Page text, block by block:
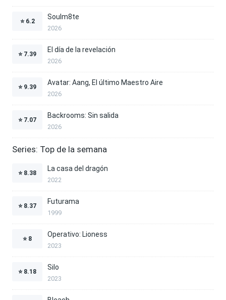
⭐ 6.2
Soulm8te
2026
⭐ 7.39
El día de la revelación
2026
⭐ 9.39
Avatar: Aang, El último Maestro Aire
2026
⭐ 7.07
Backrooms: Sin salida
2026
Series: Top de la semana
⭐ 8.38
La casa del dragón
2022
⭐ 8.37
Futurama
1999
⭐ 8
Operativo: Lioness
2023
⭐ 8.18
Silo
2023